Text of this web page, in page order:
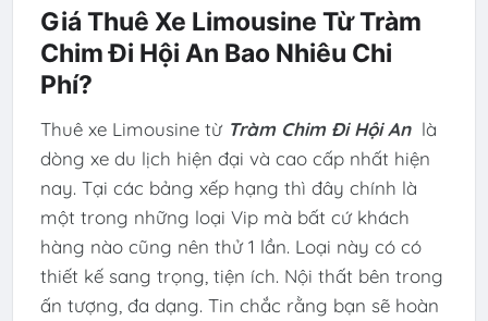
Giá Thuê Xe Limousine Từ Tràm
Chim Đi Hội An Bao Nhiêu Chi
Phí?
Thuê xe Limousine từ Tràm Chim Đi Hội An là
dòng xe du lịch hiện đại và cao cấp nhất hiện
nay. Tại các bảng xếp hạng thì đây chính là
một trong những loại Vip mà bất cứ khách
hàng nào cũng nên thử 1 lần. Loại này có có
thiết kế sang trọng, tiện ích. Nội thất bên trong
ấn tượng, đa dạng. Tin chắc rằng bạn sẽ hoàn